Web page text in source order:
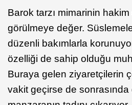
Barok tarzı mimarinin
görülmeye değer.
düzenli bakımlarla
özelliği de sahip olduğu
Buraya gelen ziyaretçilerin
vakit geçirse de